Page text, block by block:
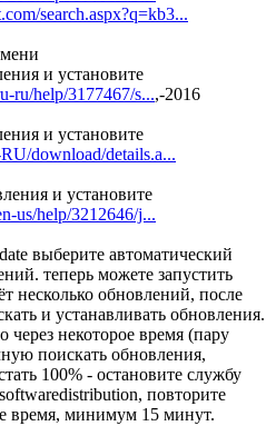
search.aspx?q=kb3...
и установите
ru/help/3177467/s...,-2016
и установите
download/details.a...
и установите
us/help/3212646/j...
выберите автоматический
теперь можете запустить
несколько обновлений, после
и устанавливать обновления.
через некоторое время (пару
поискать обновления,
100% - остановите службу
повторите
время, минимум 15 минут.